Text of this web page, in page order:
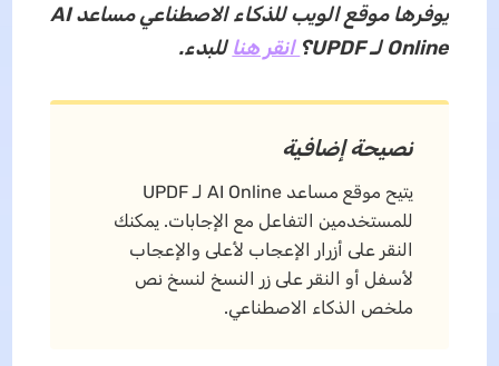
يوفرها موقع الويب للذكاء الاصطناعي مساعد AI
Online لـ UPDF؟
انقر هنا للبدء.
نصيحة إضافية
يتيح موقع مساعد AI Online لـ UPDF
للمستخدمين التفاعل مع الإجابات. يمكنك
النقر على أزرار الإعجاب لأعلى والإعجاب
لأسفل أو النقر على زر النسخ لنسخ نص
ملخص الذكاء الاصطناعي.